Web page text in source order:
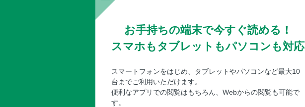
お手持ちの端末で今すぐ読める！
スマホもタブレットもパソコンも対応
スマートフォンをはじめ、タブレットやパソコンなど最大10
台までご利用いただけます。
便利なアプリでの閲覧はもちろん、Webからの閲覧も可能で
す。